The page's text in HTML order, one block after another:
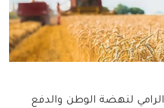
لنهضة الوطن والدفع